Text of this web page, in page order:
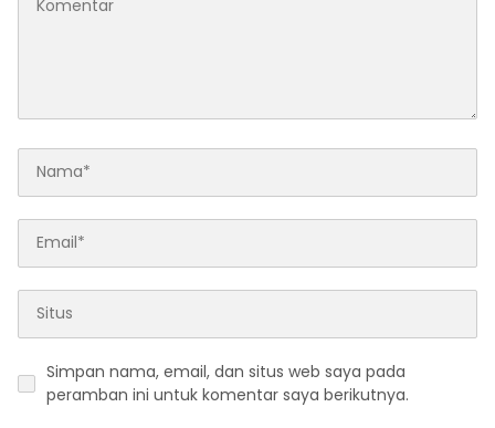
Simpan nama, email, dan situs web saya pada
peramban ini untuk komentar saya berikutnya.